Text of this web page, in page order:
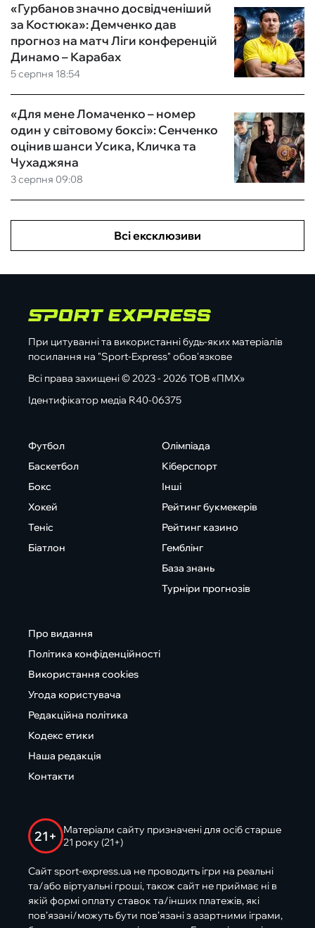
5 серпня 18:54
«Гурбанов значно досвідченіший
за Костюка»: Демченко дав
прогноз на матч Ліги конференцій
Динамо – Карабах
3 серпня 09:08
«Для мене Ломаченко – номер
один у світовому боксі»: Сенченко
оцінив шанси Усика, Кличка та
Чухаджяна
Всі ексклюзиви
При цитуванні та використанні будь-яких матеріалів
посилання на "Sport-Express" обов'язкове
Всі права захищені © 2023 - 2026 ТОВ «ПМХ»
Ідентифікатор медіа R40-06375
Футбол
Баскетбол
Бокс
Хокей
Теніс
Біатлон
Олімпіада
Кіберспорт
Інші
Рейтинг букмекерів
Рейтинг казино
Гемблінг
База знань
Турніри прогнозів
Про видання
Політика конфіденційності
Використання cookies
Угода користувача
Редакційна політика
Кодекс етики
Наша редакція
Контакти
21+
Матеріали сайту призначені для осіб старше
21 року (21+)
Сайт sport-express.ua не проводить ігри на реальні
та/або віртуальні гроші, також сайт не приймає ні в
якій формі оплату ставок та/інших платежів, які
пов’язані/можуть бути пов’язані з азартними іграми,